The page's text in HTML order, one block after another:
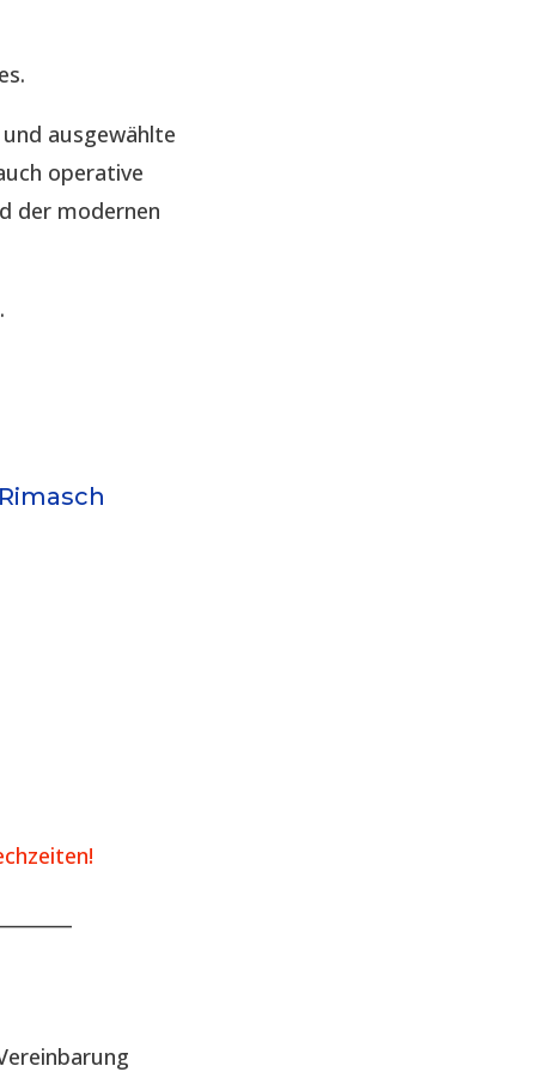
ausgewählte
operative
der modernen